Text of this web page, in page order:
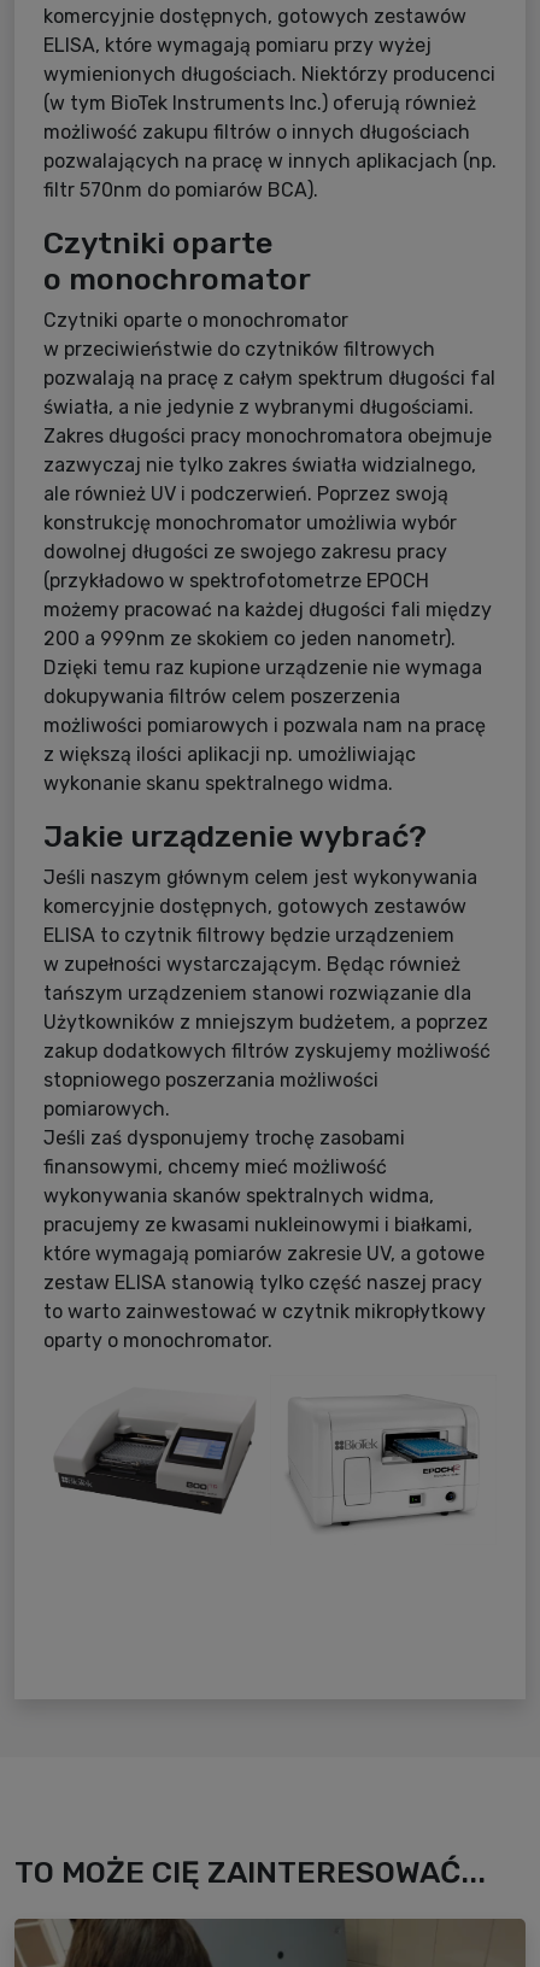
komercyjnie dostępnych, gotowych zestawów
ELISA, które wymagają pomiaru przy wyżej
wymienionych długościach. Niektórzy producenci
(w tym BioTek Instruments Inc.) oferują również
możliwość zakupu filtrów o innych długościach
pozwalających na pracę w innych aplikacjach (np.
filtr 570nm do pomiarów BCA).
Czytniki oparte
o monochromator
Czytniki oparte o monochromator
w przeciwieństwie do czytników filtrowych
pozwalają na pracę z całym spektrum długości fal
światła, a nie jedynie z wybranymi długościami.
Zakres długości pracy monochromatora obejmuje
zazwyczaj nie tylko zakres światła widzialnego,
ale również UV i podczerwień. Poprzez swoją
konstrukcję monochromator umożliwia wybór
dowolnej długości ze swojego zakresu pracy
(przykładowo w spektrofotometrze EPOCH
możemy pracować na każdej długości fali między
200 a 999nm ze skokiem co jeden nanometr).
Dzięki temu raz kupione urządzenie nie wymaga
dokupywania filtrów celem poszerzenia
możliwości pomiarowych i pozwala nam na pracę
z większą ilości aplikacji np. umożliwiając
wykonanie skanu spektralnego widma.
Jakie urządzenie wybrać?
Jeśli naszym głównym celem jest wykonywania
komercyjnie dostępnych, gotowych zestawów
ELISA to czytnik filtrowy będzie urządzeniem
w zupełności wystarczającym. Będąc również
tańszym urządzeniem stanowi rozwiązanie dla
Użytkowników z mniejszym budżetem, a poprzez
zakup dodatkowych filtrów zyskujemy możliwość
stopniowego poszerzania możliwości
pomiarowych.
Jeśli zaś dysponujemy trochę zasobami
finansowymi, chcemy mieć możliwość
wykonywania skanów spektralnych widma,
pracujemy ze kwasami nukleinowymi i białkami,
które wymagają pomiarów zakresie UV, a gotowe
zestaw ELISA stanowią tylko część naszej pracy
to warto zainwestować w czytnik mikropłytkowy
oparty o monochromator.
TO MOŻE CIĘ ZAINTERESOWAĆ...